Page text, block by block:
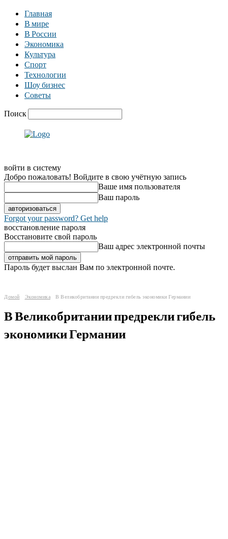
Главная
В мире
В России
Экономика
Культура
Спорт
Технологии
Шоу бизнес
Советы
Поиск
войти в систему
Добро пожаловать! Войдите в свою учётную запись
Ваше имя пользователя
Ваш пароль
Forgot your password? Get help
восстановление пароля
Восстановите свой пароль
Ваш адрес электронной почты
Пароль будет выслан Вам по электронной почте.
Домой Экономика В Великобритании предрекли гибель экономики Германии
В Великобритании предрекли гибель
экономики Германии